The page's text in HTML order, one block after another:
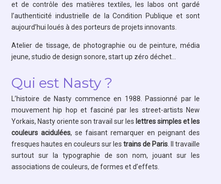
et de contrôle des matières textiles, les labos ont gardé
l’authenticité industrielle de la Condition Publique et sont
aujourd’hui loués à des porteurs de projets innovants.
Atelier de tissage, de photographie ou de peinture, média
jeune, studio de design sonore, start up zéro déchet…
Qui est Nasty ?
L’histoire de Nasty commence en 1988. Passionné par le
mouvement hip hop et fasciné par les street-artists New
Yorkais, Nasty oriente son travail sur les lettres simples et les
couleurs acidulées, se faisant remarquer en peignant des
fresques hautes en couleurs sur les trains de Paris . Il travaille
surtout sur la typographie de son nom, jouant sur les
associations de couleurs, de formes et d’effets.